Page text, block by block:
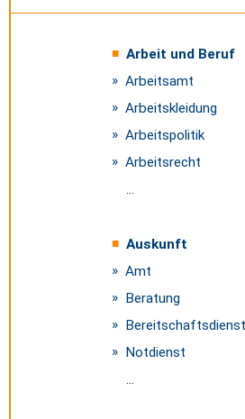
Arbeit und Beruf
Arbeitsamt
Arbeitskleidung
Arbeitspolitik
Arbeitsrecht
...
Auskunft
Amt
Beratung
Bereitschaftsdienst
Notdienst
...